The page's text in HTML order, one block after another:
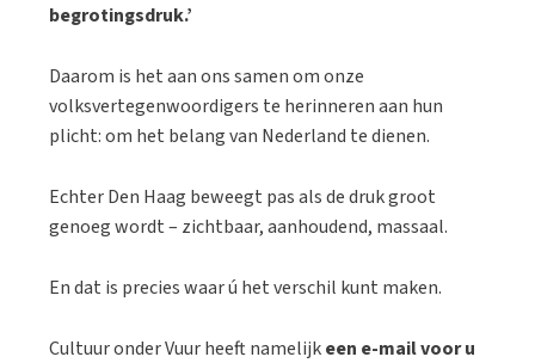
begrotingsdruk.’
Daarom is het aan ons samen om onze
volksvertegenwoordigers te herinneren aan hun
plicht: om het belang van Nederland te dienen.
Echter Den Haag beweegt pas als de druk groot
genoeg wordt – zichtbaar, aanhoudend, massaal.
En dat is precies waar ú het verschil kunt maken.
Cultuur onder Vuur heeft namelijkeen e-mail voor u